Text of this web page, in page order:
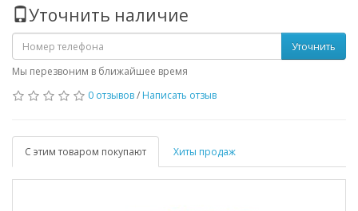
Уточнить наличие
Уточнить
Мы перезвоним в ближайшее время
0 отзывов/ Написать отзыв
С этим товаром покупают Хиты продаж